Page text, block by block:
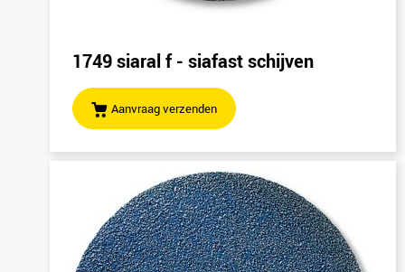
1749 siaral f - siafast schijven
Aanvraag verzenden